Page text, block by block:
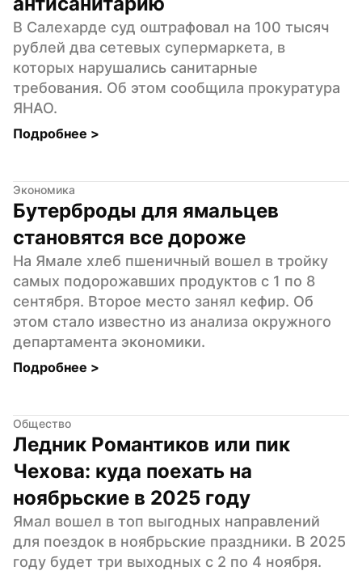
В Салехарде суд оштрафовал на 100 тысяч
рублей два сетевых супермаркета, в
которых нарушались санитарные
требования. Об этом сообщила прокуратура
ЯНАО.
Подробнее >
Экономика
Бутерброды для ямальцев
становятся все дороже
На Ямале хлеб пшеничный вошел в тройку
самых подорожавших продуктов с 1 по 8
сентября. Второе место занял кефир. Об
этом стало известно из анализа окружного
департамента экономики.
Подробнее >
Общество
Ледник Романтиков или пик
Чехова: куда поехать на
ноябрьские в 2025 году
Ямал вошел в топ выгодных направлений
для поездок в ноябрьские праздники. В 2025
году будет три выходных с 2 по 4 ноября.